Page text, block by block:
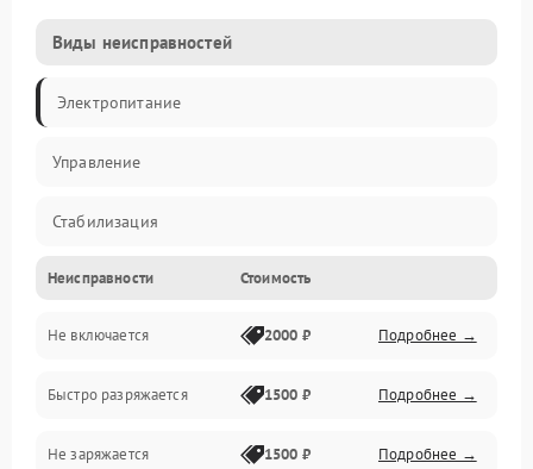
Виды неисправностей
Электропитание
Управление
Стабилизация
Механика
Корпус
Неисправности Стоимость
Не включается 2000 ₽ Подробнее →
Быстро разряжается 1500 ₽ Подробнее →
Не заряжается 1500 ₽ Подробнее →